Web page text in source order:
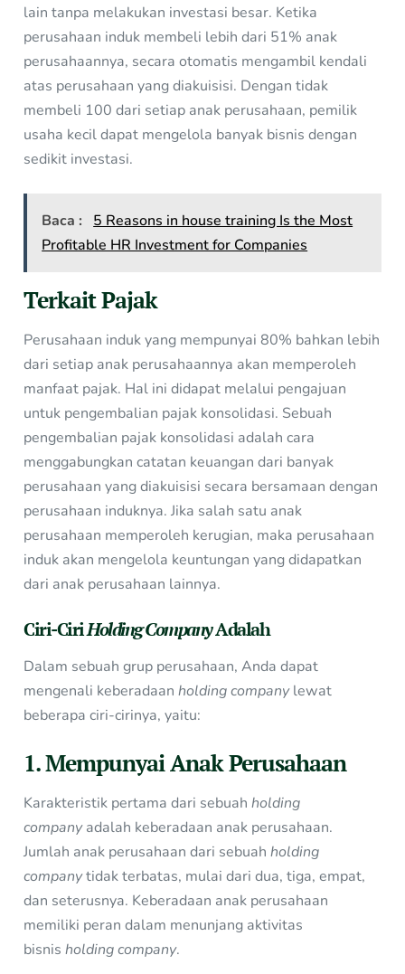
lain tanpa melakukan investasi besar. Ketika
perusahaan induk membeli lebih dari 51% anak
perusahaannya, secara otomatis mengambil kendali
atas perusahaan yang diakuisisi. Dengan tidak
membeli 100 dari setiap anak perusahaan, pemilik
usaha kecil dapat mengelola banyak bisnis dengan
sedikit investasi.
Baca :
5 Reasons in house training Is the Most
Profitable HR Investment for Companies
Terkait Pajak
Perusahaan induk yang mempunyai 80% bahkan lebih
dari setiap anak perusahaannya akan memperoleh
manfaat pajak. Hal ini didapat melalui pengajuan
untuk pengembalian pajak konsolidasi. Sebuah
pengembalian pajak konsolidasi adalah cara
menggabungkan catatan keuangan dari banyak
perusahaan yang diakuisisi secara bersamaan dengan
perusahaan induknya. Jika salah satu anak
perusahaan memperoleh kerugian, maka perusahaan
induk akan mengelola keuntungan yang didapatkan
dari anak perusahaan lainnya.
Ciri-CiriHolding CompanyAdalah
Dalam sebuah grup perusahaan, Anda dapat
mengenali keberadaanholding companylewat
beberapa ciri-cirinya, yaitu:
1. Mempunyai Anak Perusahaan
Karakteristik pertama dari sebuahholding
companyadalah keberadaan anak perusahaan.
Jumlah anak perusahaan dari sebuahholding
companytidak terbatas, mulai dari dua, tiga, empat,
dan seterusnya. Keberadaan anak perusahaan
memiliki peran dalam menunjang aktivitas
bisnisholding company.